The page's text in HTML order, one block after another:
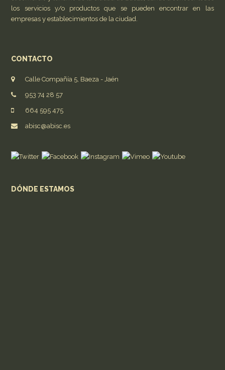
los servicios y/o productos que se pueden encontrar en las
empresas y establecimientos de la ciudad.
CONTACTO
Calle Compañía 5, Baeza - Jaén
953 74 28 57
664 595 475
abisc@abisc.es
DÓNDE ESTAMOS